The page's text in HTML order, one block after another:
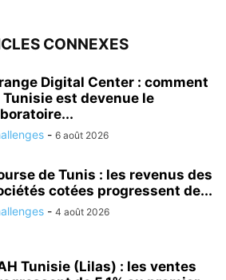
CONNEXES
Digital Center : comment
Tunisie est devenue le
- 6 août 2026
de Tunis : les revenus des
cotées progressent de...
- 4 août 2026
Tunisie (Lilas) : les ventes